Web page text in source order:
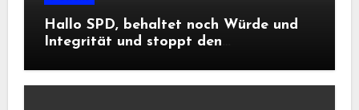
Hallo SPD, behaltet noch Würde und
Integrität und stoppt den
Informationsfreiheit!